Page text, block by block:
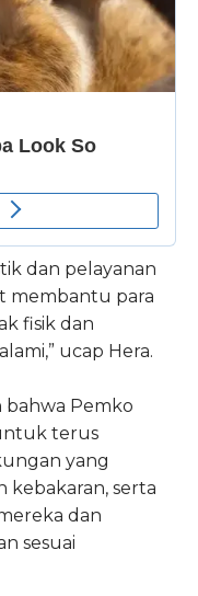
dan pelayanan
membantu para
fisik dan
ucap Hera.
bahwa Pemko
terus
yang
kebakaran, serta
dan
sesuai